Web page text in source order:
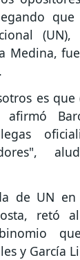
(UN),
Medina,
es
afirmó
de UN en
retó
y García